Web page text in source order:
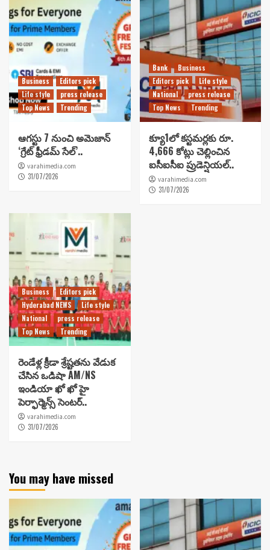
Business
Editors pick
Life style
press release
Top News
Trending
ఆగస్టు 7 నుంచి అమెజాన్
‘గ్రేట్ ఫ్రీడమ్ సేల్’..
varahimedia.com
31/07/2026
Bank
Business
Editors pick
Life style
National
press release
Top News
Trending
క్యూ1లో కస్టమర్లకు రూ.
4,666 కోట్లు చెల్లించిన
ఐసీఐసీఐ ప్రుడెన్షియల్..
varahimedia.com
31/07/2026
Business
Editors pick
Hyderabad NEWS
Life style
National
press release
Top News
Trending
రెండేళ్ల క్రీడా శ్రేష్టతను వేడుక
చేసిన ఒడిషా AM/NS
ఇండియా ఖో ఖో హై
పెర్ఫార్మెన్స్ సెంటర్..
varahimedia.com
31/07/2026
You may have missed